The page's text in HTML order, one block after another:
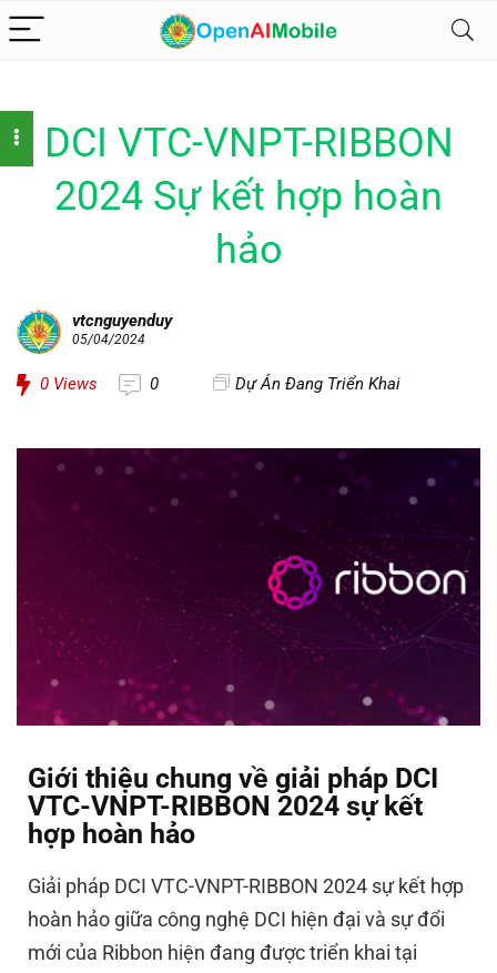
DCI VTC-VNPT-RIBBON
2024 Sự kết hợp hoàn
hảo
vtcnguyenduy
05/04/2024
0 Views 0 Dự Án Đang Triển Khai
Giới thiệu chung về giải pháp DCI
VTC-VNPT-RIBBON 2024 sự kết
hợp hoàn hảo
Giải pháp DCI VTC-VNPT-RIBBON 2024 sự kết hợp
hoàn hảo giữa công nghệ DCI hiện đại và sự đổi
mới của Ribbon hiện đang được triển khai tại